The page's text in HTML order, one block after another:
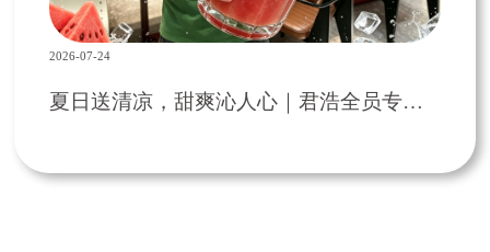
2026-07-24
夏日送清凉，甜爽沁人心｜君浩全员专属西瓜饮福利活动